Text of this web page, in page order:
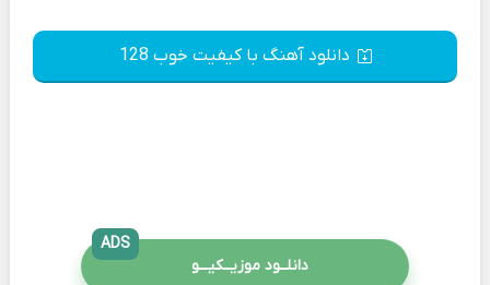
دانلود آهنگ با کیفیت خوب 128
دانلــود موزیــکیـــو
ADS